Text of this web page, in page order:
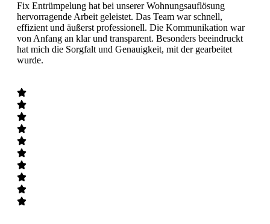
Fix Entrümpelung hat bei unserer Wohnungsauflösung
hervorragende Arbeit geleistet. Das Team war schnell,
effizient und äußerst professionell. Die Kommunikation war
von Anfang an klar und transparent. Besonders beeindruckt
hat mich die Sorgfalt und Genauigkeit, mit der gearbeitet
wurde.